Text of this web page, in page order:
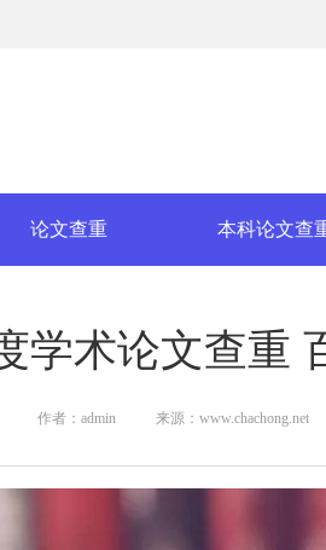
论文查重 本科论文查
学术论文查重
作者：admin 来源：www.chachong.net